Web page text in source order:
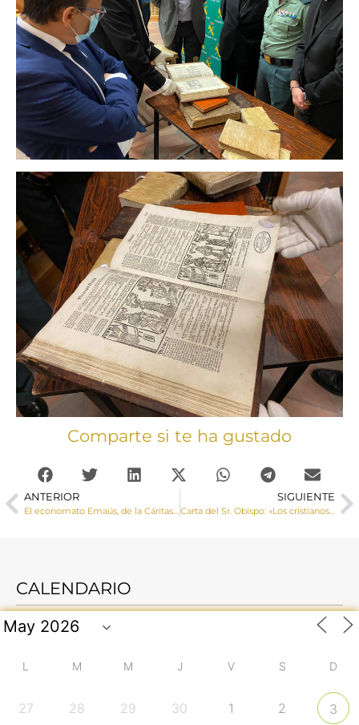
Comparte si te ha gustado
ANTERIOR
El economato Emaús, de la Cáritas Arciprestal de Cuenca, reabre sus puertas en el barrio de San José Obrero
SIGUIENTE
Carta del Sr. Obispo: «Los cristianos debemos empeñarnos en construir la ciudad de los hombres según el querer de Dios»
CALENDARIO
L M M J V S D
27 28 29 30 1 2 3